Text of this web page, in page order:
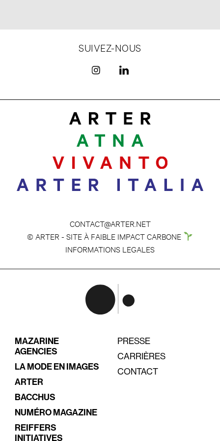
SUIVEZ-NOUS
CONTACT@ARTER.NET
© ARTER - SITE À FAIBLE IMPACT CARBONE
INFORMATIONS LEGALES
MAZARINE
AGENCIES
LA MODE EN IMAGES
ARTER
BACCHUS
NUMÉRO MAGAZINE
REIFFERS
INITIATIVES
PRESSE
CARRIÈRES
CONTACT